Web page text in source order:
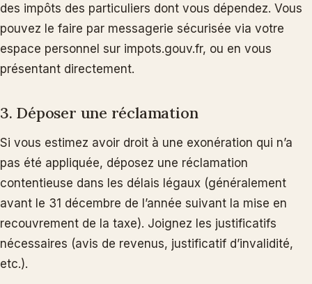
des impôts des particuliers dont vous dépendez. Vous
pouvez le faire par messagerie sécurisée via votre
espace personnel sur impots.gouv.fr, ou en vous
présentant directement.
3. Déposer une réclamation
Si vous estimez avoir droit à une exonération qui n’a
pas été appliquée, déposez une réclamation
contentieuse dans les délais légaux (généralement
avant le 31 décembre de l’année suivant la mise en
recouvrement de la taxe). Joignez les justificatifs
nécessaires (avis de revenus, justificatif d’invalidité,
etc.).